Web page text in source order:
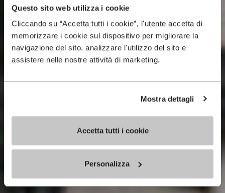
Questo sito web utilizza i cookie
Cliccando su “Accetta tutti i cookie”, l'utente accetta di
memorizzare i cookie sul dispositivo per migliorare la
navigazione del sito, analizzare l'utilizzo del sito e
assistere nelle nostre attività di marketing.
Mostra dettagli
Accetta tutti i cookie
Personalizza